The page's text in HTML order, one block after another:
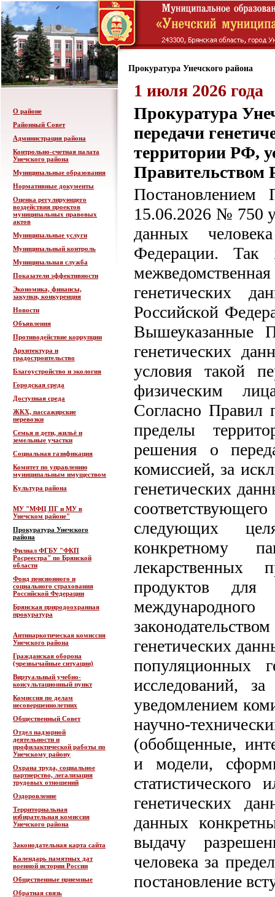
О районе
Районный Совет
Администрация района
Контрольно-счетная палата
Унечского района
Муниципальные образования
Нормативные документы
Оценка регулирующего
воздействия проектов
муниципальных правовых
актов
Муниципальные услуги
Муниципальный контроль
Муниципальная служба
Показатели эффективности
Экономика, финансы,
закупки, конкуренция
Новости
Объявления
Противодействие коррупции
Архитектура и
градостроительство
Благоустройство и экология
Городская среда
Доступная среда
ЖКХ, пассажирские
перевозки
Семья и дети, жильё и
земельные участки
Социальная газификация
Комитет по управлению
муниципальным имуществом
Культура района
МУ "МФЦ ПГ и МУ в
Унечском районе"
Прокуратура Унечского
района
Филиал ФГБУ "ФКП
Росреестра" по Брянской
области
Фонд пенсионного и
социального страхования
Российской Федерации
Брянская природоохранная
прокуратура
Антинаркотическая комиссия
Унечского района
Гражданская оборона
(чрезвычайные ситуации)
Виртуальный учебно-
консультационный пункт
Комиссия по делам
несовершеннолетних
Общественный Совет
Отдел надзорной
деятельности и
профилактической работы по
Унечскому району
Охрана труда, социальное
партнерство, легализация
трудовых отношений
Оздоровление
Территориальная
избирательная комиссия
Унечского района
Законодательная карта сайта
Календарь памятных дат
военной истории России
Общественные приемные
Обратная связь
Прокуратура Унечского района
1 июля 2026 года
Прокуратура
передачи
территории РФ,
Правительством
Постановлением
15.06.2026 № 750
данных
Федерации. Так
генетических
Российской
Вышеуказанные
генетических
условия такой
физическим
Согласно Правил
пределы
решения о
комиссией, за
генетических
следующих
конкретному
лекарственных
продуктов для
генетических
популяционных
исследований,
уведомлением
научно-
(обобщенные,
и модели,
статистического
генетических
данных
выдачу
человека за
постановление